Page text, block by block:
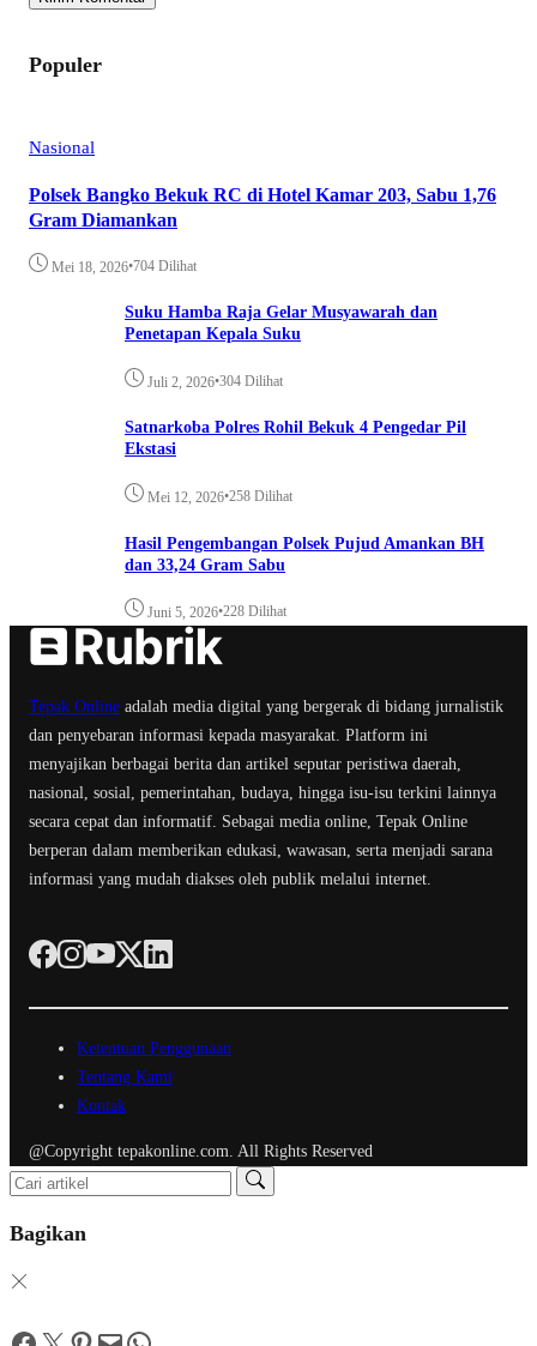
Populer
Nasional
Polsek Bangko Bekuk RC di Hotel Kamar 203, Sabu 1,76
Gram Diamankan
Mei 18, 2026•704 Dilihat
Suku Hamba Raja Gelar Musyawarah dan
Penetapan Kepala Suku
Juli 2, 2026•304 Dilihat
Satnarkoba Polres Rohil Bekuk 4 Pengedar Pil
Ekstasi
Mei 12, 2026•258 Dilihat
Hasil Pengembangan Polsek Pujud Amankan BH
dan 33,24 Gram Sabu
Juni 5, 2026•228 Dilihat
Tepak Online adalah media digital yang bergerak di bidang jurnalistik
dan penyebaran informasi kepada masyarakat. Platform ini
menyajikan berbagai berita dan artikel seputar peristiwa daerah,
nasional, sosial, pemerintahan, budaya, hingga isu-isu terkini lainnya
secara cepat dan informatif. Sebagai media online, Tepak Online
berperan dalam memberikan edukasi, wawasan, serta menjadi sarana
informasi yang mudah diakses oleh publik melalui internet.
Ketentuan Penggunaan
Tentang Kami
Kontak
@Copyright tepakonline.com. All Rights Reserved
Bagikan